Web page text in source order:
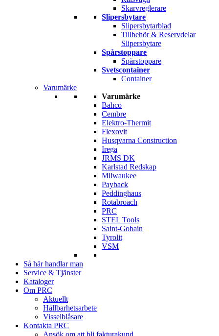
Skarvreglerare
Slipersbytare
Slipersbytarblad
Tillbehör & Reservdelar
Slipersbytare
Spårstoppare
Spårstoppare
Svetscontainer
Container
Varumärke
Varumärke
Bahco
Cembre
Elektro-Thermit
Flexovit
Husqvarna Construction
Irega
JRMS DK
Karlstad Redskap
Milwaukee
Payback
Peddinghaus
Rotabroach
PRC
STEL Tools
Saint-Gobain
Tyrolit
VSM
Så här handlar man
Service & Tjänster
Kataloger
Om PRC
Aktuellt
Hållbarhetsarbete
Visselblåsare
Kontakta PRC
Ansök om att bli fakturakund